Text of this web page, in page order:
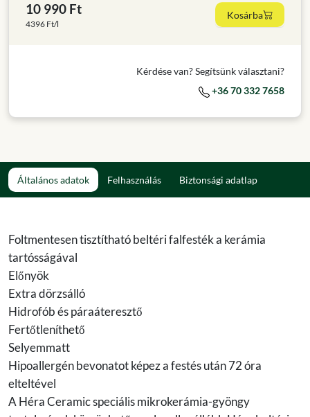
10 990 Ft
4396 Ft/l
Kosárba
Kérdése van? Segítsünk választani?
+36 70 332 7658
Általános adatok Felhasználás Biztonsági adatlap
Foltmentesen tisztítható beltéri falfesték a kerámia
tartósságával
Előnyök
Extra dörzsálló
Hidrofób és páraáteresztő
Fertőtleníthető
Selyemmatt
Hipoallergén bevonatot képez a festés után 72 óra
elteltével
A Héra Ceramic speciális mikrokerámia-gyöngy